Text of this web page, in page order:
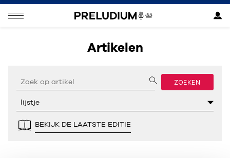
Artikelen
ZOEKEN
BEKIJK DE LAATSTE EDITIE